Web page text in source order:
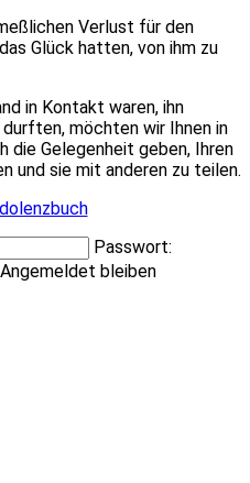
Verlust für den
Glück hatten, von ihm zu
in Kontakt waren, ihn
möchten wir Ihnen in
die Gelegenheit geben, Ihren
und sie mit anderen zu teilen.
Passwort:
Angemeldet bleiben